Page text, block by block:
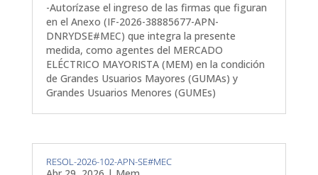
-Autorízase el ingreso de las firmas que figuran
en el Anexo (IF-2026-38885677-APN-
DNRYDSE#MEC) que integra la presente
medida, como agentes del MERCADO
ELÉCTRICO MAYORISTA (MEM) en la condición
de Grandes Usuarios Mayores (GUMAs) y
Grandes Usuarios Menores (GUMEs)
RESOL-2026-102-APN-SE#MEC